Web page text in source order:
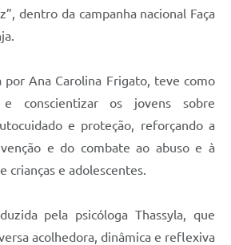
dentro da campanha nacional Faça
por Ana Carolina Frigato, teve como
conscientizar os jovens sobre
e proteção, reforçando a
e do combate ao abuso e à
crianças e adolescentes.
pela psicóloga Thassyla, que
acolhedora, dinâmica e reflexiva